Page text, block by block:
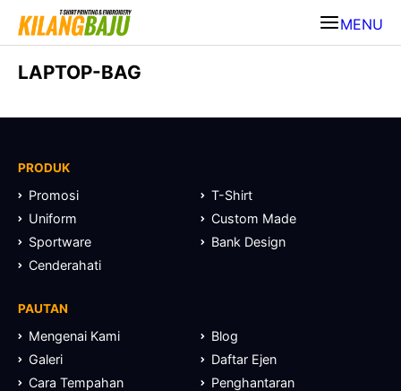
MENU
LAPTOP-BAG
PRODUK
Promosi
T-Shirt
Uniform
Custom Made
Sportware
Bank Design
Cenderahati
PAUTAN
Mengenai Kami
Blog
Galeri
Daftar Ejen
Cara Tempahan
Penghantaran